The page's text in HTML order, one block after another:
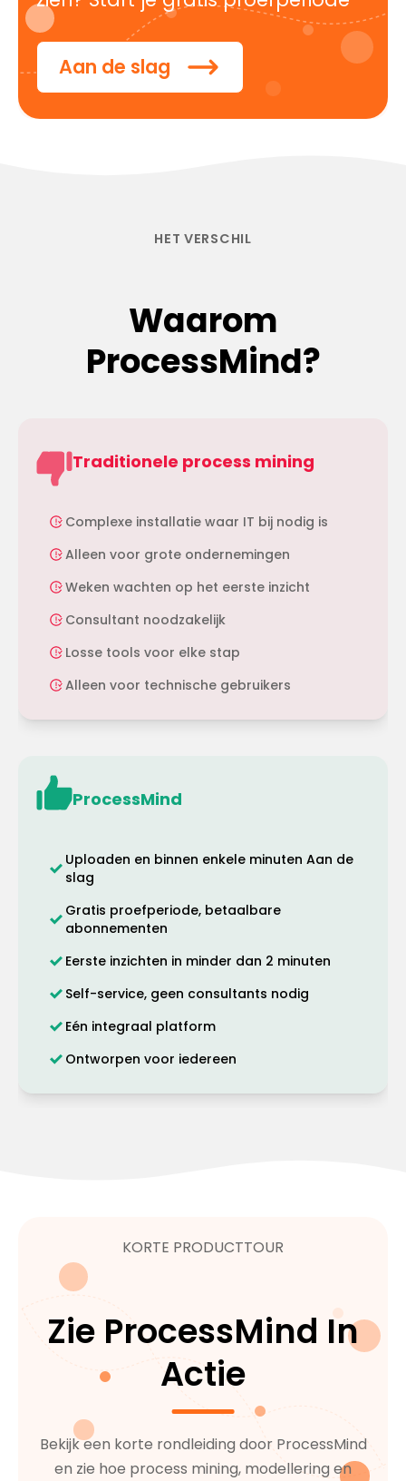
Aan de slag
HET VERSCHIL
Waarom
ProcessMind?
Traditionele process mining
Complexe installatie waar IT bij nodig is
Alleen voor grote ondernemingen
Weken wachten op het eerste inzicht
Consultant noodzakelijk
Losse tools voor elke stap
Alleen voor technische gebruikers
ProcessMind
Uploaden en binnen enkele minuten Aan de
slag
Gratis proefperiode, betaalbare
abonnementen
Eerste inzichten in minder dan 2 minuten
Self-service, geen consultants nodig
Eén integraal platform
Ontworpen voor iedereen
KORTE PRODUCTTOUR
Zie ProcessMind In
Actie
Bekijk een korte rondleiding door ProcessMind
en zie hoe process mining, modellering en